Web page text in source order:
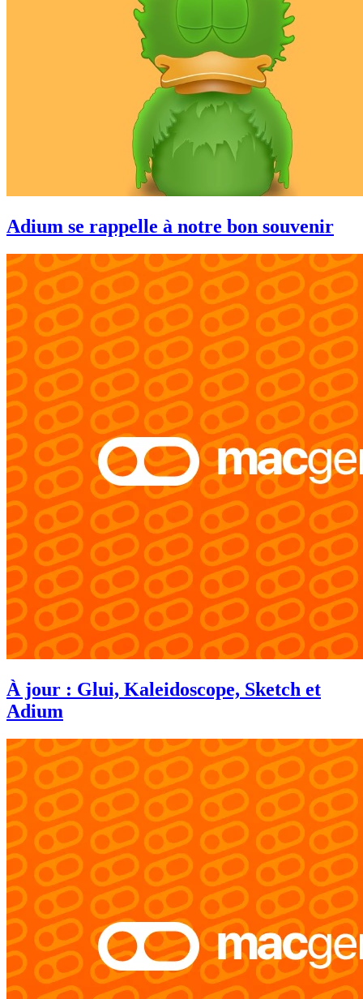
Adium se rappelle à notre bon souvenir
À jour : Glui, Kaleidoscope, Sketch et
Adium